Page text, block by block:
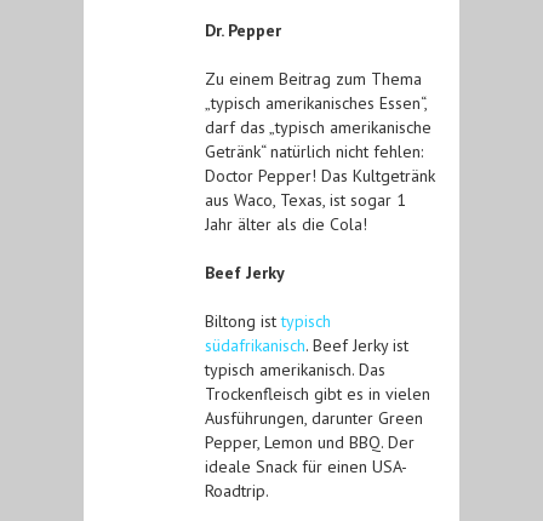
Dr. Pepper
Zu einem Beitrag zum Thema
„typisch amerikanisches Essen“,
darf das „typisch amerikanische
Getränk“ natürlich nicht fehlen:
Doctor Pepper! Das Kultgetränk
aus Waco, Texas, ist sogar 1
Jahr älter als die Cola!
Beef Jerky
Biltong isttypisch
südafrikanisch. Beef Jerky ist
typisch amerikanisch. Das
Trockenfleisch gibt es in vielen
Ausführungen, darunter Green
Pepper, Lemon und BBQ. Der
ideale Snack für einen USA-
Roadtrip.